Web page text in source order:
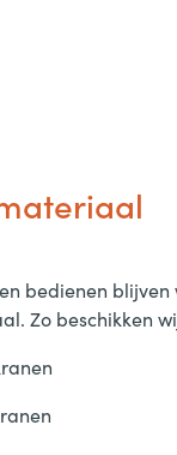
bedienen
Zo beschikken